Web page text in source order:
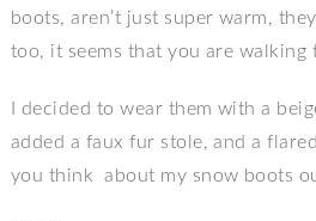
boots, aren’t just super warm,
too, it seems that you are
I decided to wear them with a
added a faux fur stole, and a
you think about my snow boots